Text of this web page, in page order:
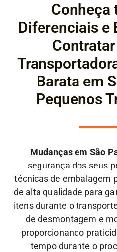
Conheça
Diferenciais e
Barata em
Pequenos
Mudanças em São
segurança dos seus
técnicas de embalagem
de alta qualidade para
itens durante o
de desmontagem e
proporcionando
tempo durante o